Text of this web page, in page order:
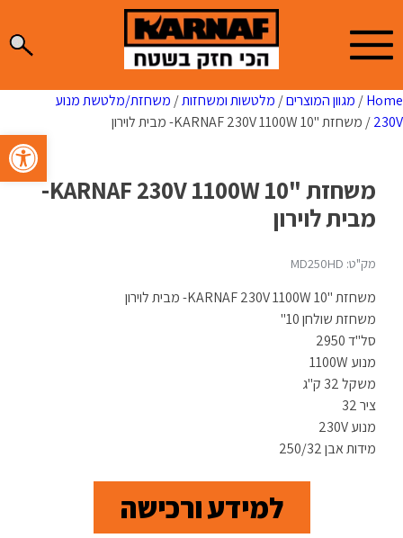
פתח
to
content
Home
/ מגוון המוצרים/ מלטשות ומשחזות/ משחזת/מלטשת מנוע
230V/ משחזת "10 KARNAF 230V 1100W- מבית לוירון
משחזת "10 KARNAF 230V 1100W-
מבית לוירון
מק"ט: MD250HD
משחזת "10 KARNAF 230V 1100W- מבית לוירון
משחזת שולחן 10"
סל"ד 2950
מנוע 1100W
משקל 32 ק"ג
ציר 32
מנוע 230V
מידות אבן 250/32
למידע ורכישה